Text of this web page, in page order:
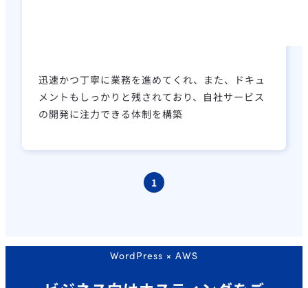
迅速かつ丁寧に業務を進めてくれ、また、ドキュ
メントもしっかりと残されており、自社サービス
の開発に注力できる体制を構築
1
WordPress × AWS